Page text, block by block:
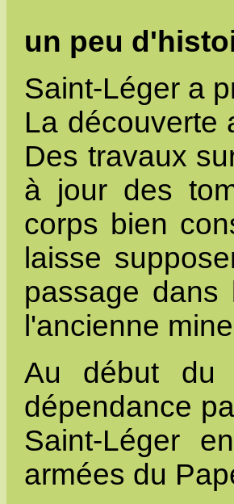
un peu
Saint-Léger a
La découverte
Des travaux
à jour des
corps bien
laisse
passage dans
l'ancienne
Au début
dépendance
Saint-Léger
armées du